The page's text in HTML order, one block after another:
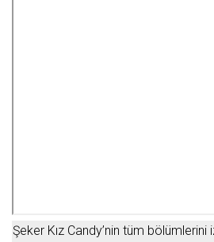
Şeker Kız Candy’nin tüm